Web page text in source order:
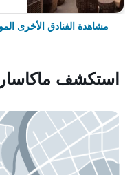
مشاهدة الفنادق الأخرى
استكشف ماكاسار